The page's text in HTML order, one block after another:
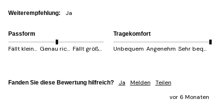
Weiterempfehlung: Ja
Passform
Fällt kleiner aus Genau richtig Fällt größer aus
Tragekomfort
Unbequem Angenehm Sehr bequem
Fanden Sie diese Bewertung hilfreich? Ja Melden
Teilen
vor 6 Monaten